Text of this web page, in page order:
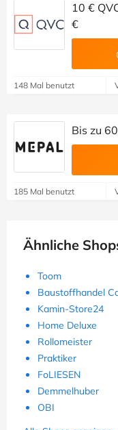
10 €
€
148 Mal benutzt
Bis zu
185 Mal benutzt
Ähnliche
Toom
Baustoffhandel
Kamin-Store24
Home Deluxe
Rollomeister
Praktiker
FoLIESEN
Demmelhuber
OBI